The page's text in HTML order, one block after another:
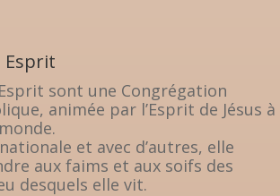
Esprit
sont une Congrégation
animée par l’Esprit de Jésus à
et avec d’autres, elle
aux faims et aux soifs des
desquels elle vit.